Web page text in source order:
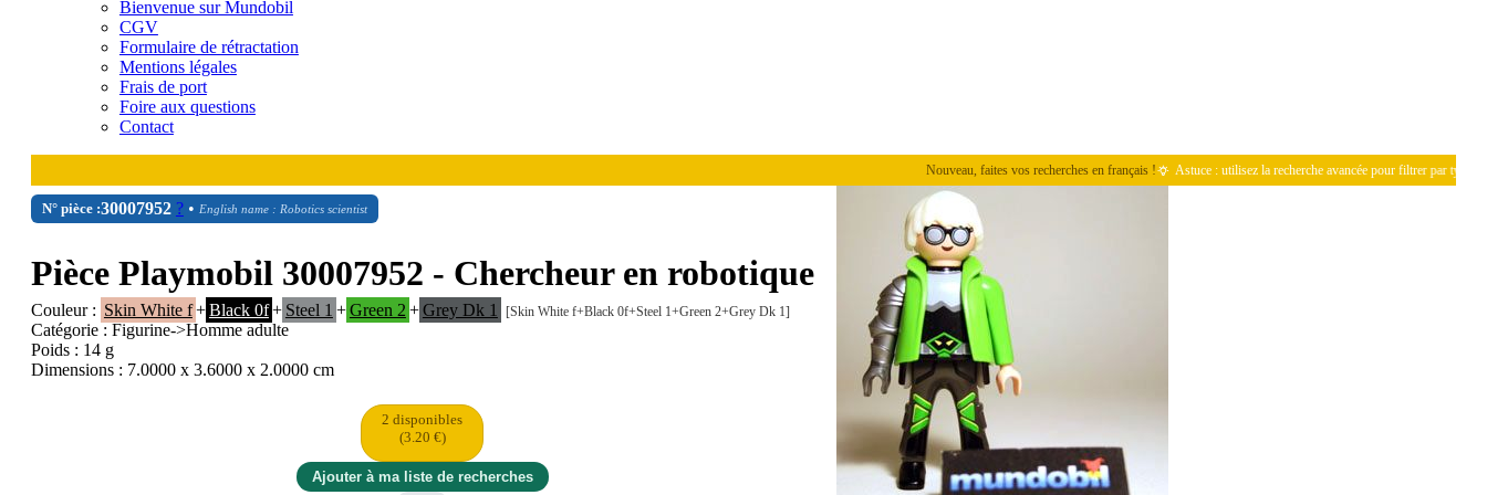
Bienvenue sur Mundobil
CGV
Formulaire de rétractation
Mentions légales
Frais de port
Foire aux questions
Contact
Nouveau, faites vos recherches en français ! Astuce : utilisez la recherche avancée pour filtrer par type de
N° pièce :30007952 ?• English name : Robotics scientist
Pièce Playmobil 30007952 - Chercheur en robotique
Couleur : Skin White f+Black 0f+ Steel 1 +Green 2 +Grey Dk 1 [Skin White f+Black 0f+Steel 1+Green 2+Grey Dk 1]
Catégorie : Figurine->Homme adulte
Poids : 14 g
Dimensions : 7.0000 x 3.6000 x 2.0000 cm
2 disponibles
(3.20 €)